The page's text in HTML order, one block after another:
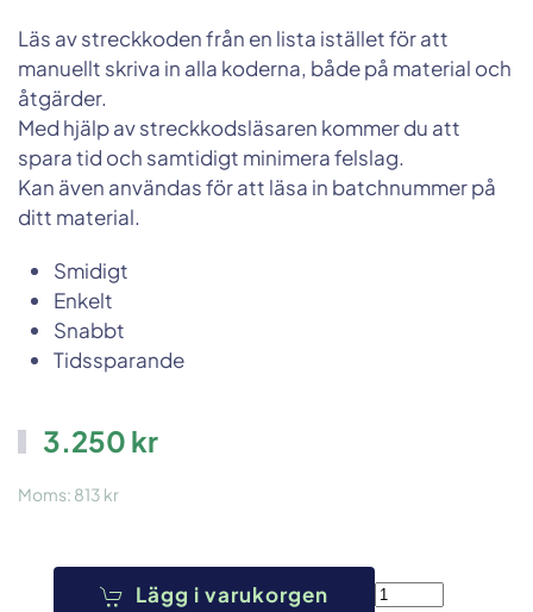
Läs av streckkoden från en lista istället för att
manuellt skriva in alla koderna, både på material och
åtgärder.
Med hjälp av streckkodsläsaren kommer du att
spara tid och samtidigt minimera felslag.
Kan även användas för att läsa in batchnummer på
ditt material.
Smidigt
Enkelt
Snabbt
Tidssparande
3.250 kr
Moms: 813 kr
Lägg i varukorgen